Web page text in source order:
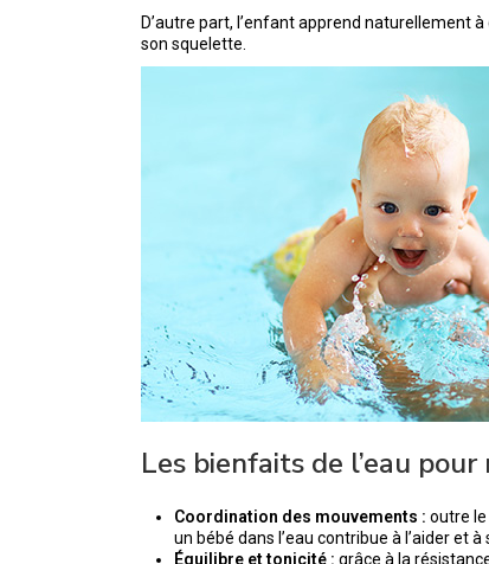
D’autre part, l’enfant apprend naturellement
son squelette.
Les bienfaits de l’eau pour
Coordination des mouvements :outre
un bébé dans l’eau contribue à l’aider et
Équilibre et tonicité :grâce à la